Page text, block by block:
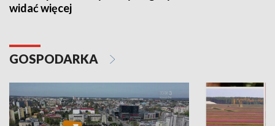
widać więcej
GOSPODARKA